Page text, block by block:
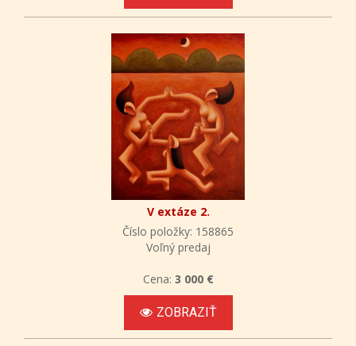
V extáze 2.
Číslo položky: 158865
Voľný predaj
Cena: 3 000 €
ZOBRAZIŤ